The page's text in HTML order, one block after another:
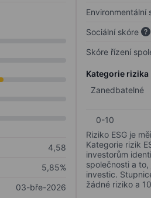
4,58
5,85%
03-bře-2026
Environmentální
Sociální skóre
Skóre řízení
Kategorie rizika
Zanedbatelné
0-10
Riziko ESG je
Kategorie rizik
investorům
společnosti a
investic.
žádné riziko a